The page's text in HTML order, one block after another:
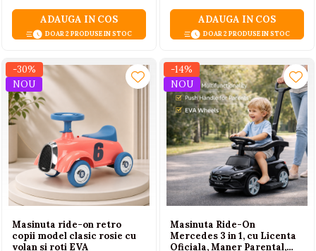
ADAUGA IN COS
DOAR 2 PRODUSE IN STOC
ADAUGA IN COS
DOAR 2 PRODUSE IN STOC
-30%
NOU
Masinuta ride-on retro
copii model clasic rosie cu
volan si roti EVA
-14%
NOU
Masinuta Ride-On
Mercedes 3 in 1, cu Licenta
Oficiala, Maner Parental,